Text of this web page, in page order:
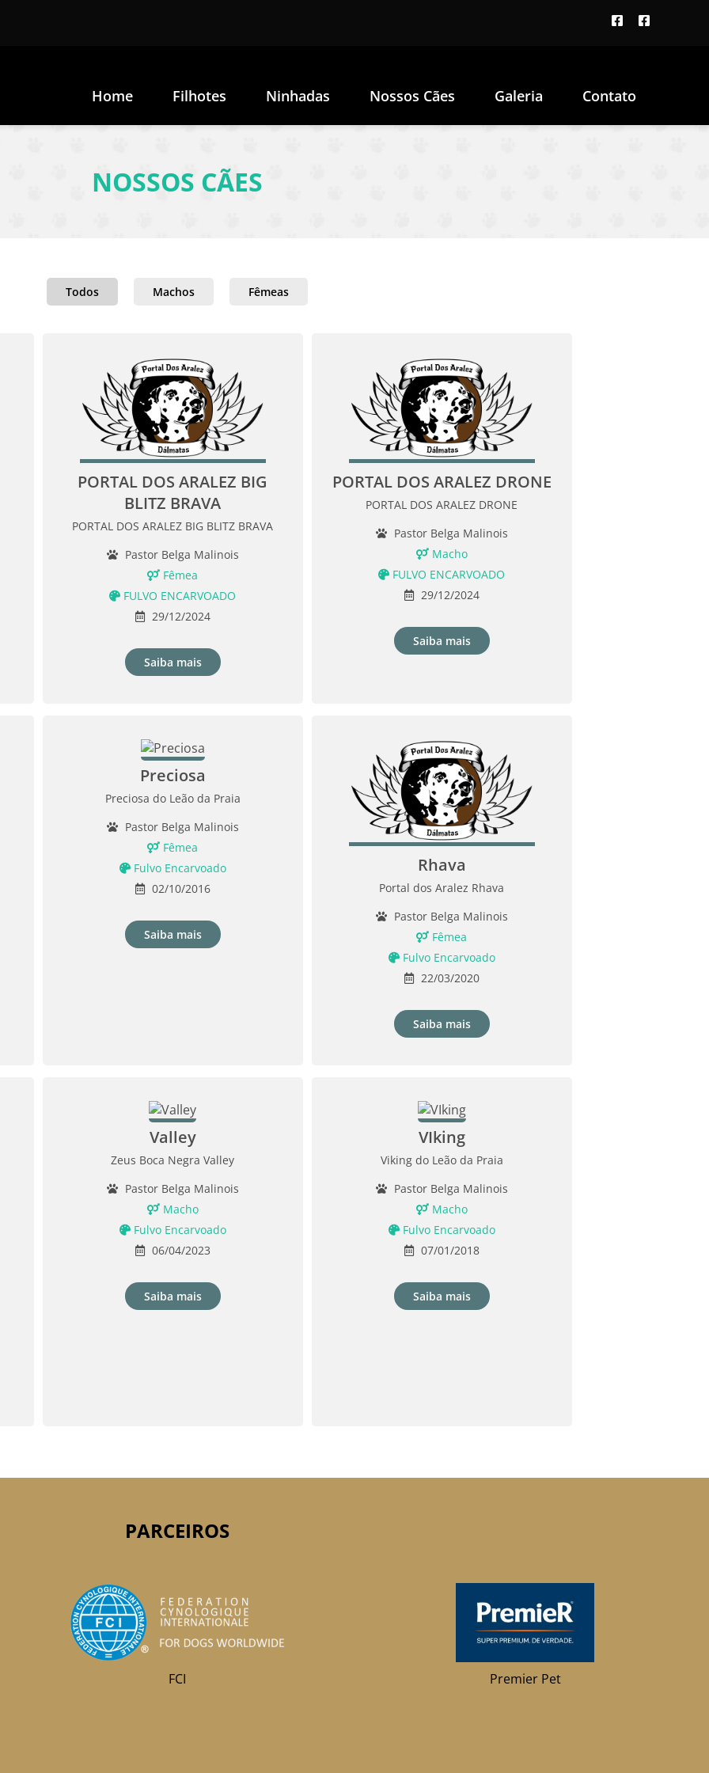
Home Filhotes Ninhadas Nossos Cães Galeria Contato
NOSSOS CÃES
Todos Machos Fêmeas
PORTAL DOS ARALEZ BIG
BLITZ BRAVA
PORTAL DOS ARALEZ BIG BLITZ BRAVA
Pastor Belga Malinois
Fêmea
FULVO ENCARVOADO
29/12/2024
Saiba mais
PORTAL DOS ARALEZ DRONE
PORTAL DOS ARALEZ DRONE
Pastor Belga Malinois
Macho
FULVO ENCARVOADO
29/12/2024
Saiba mais
Preciosa
Preciosa do Leão da Praia
Pastor Belga Malinois
Fêmea
Fulvo Encarvoado
02/10/2016
Saiba mais
Rhava
Portal dos Aralez Rhava
Pastor Belga Malinois
Fêmea
Fulvo Encarvoado
22/03/2020
Saiba mais
Valley
Zeus Boca Negra Valley
Pastor Belga Malinois
Macho
Fulvo Encarvoado
06/04/2023
Saiba mais
VIking
Viking do Leão da Praia
Pastor Belga Malinois
Macho
Fulvo Encarvoado
07/01/2018
Saiba mais
PARCEIROS
FCI Premier Pet